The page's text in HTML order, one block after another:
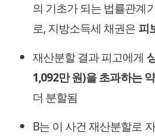
의 기초가 되는 법률관계
로, 지방소득세 채권은 피
재산분할 결과 피고에게
1,092만 원)을 초과하는
더 분할됨
B는 이 사건 재산분할로